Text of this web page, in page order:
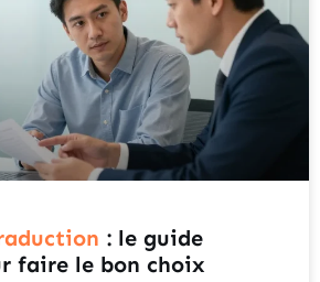
: le guide
faire le bon choix